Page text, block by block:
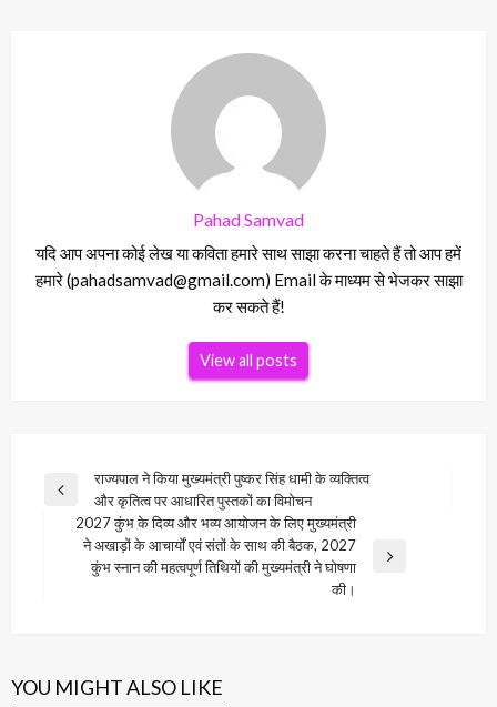
Pahad Samvad
यदि आप अपना कोई लेख या कविता हमारे साथ साझा करना चाहते हैं तो आप हमें
हमारे (pahadsamvad@gmail.com) Email के माध्यम से भेजकर साझा
कर सकते हैं!
View all posts
Post
navigation
Previous
राज्यपाल ने किया मुख्यमंत्री पुष्कर सिंह धामी के व्यक्तित्व
और कृतित्व पर आधारित पुस्तकों का विमोचन
Next
2027 कुंभ के दिव्य और भव्य आयोजन के लिए मुख्यमंत्री
ने अखाड़ों के आचार्यों एवं संतों के साथ की बैठक, 2027
कुंभ स्नान की महत्वपूर्ण तिथियों की मुख्यमंत्री ने घोषणा
की।
YOU MIGHT ALSO LIKE